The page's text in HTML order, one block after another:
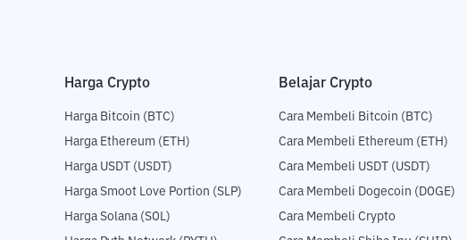
Harga Crypto
Harga Bitcoin (BTC)
Harga Ethereum (ETH)
Harga USDT (USDT)
Harga Smoot Love Portion (SLP)
Harga Solana (SOL)
Belajar Crypto
Cara Membeli Bitcoin (BTC)
Cara Membeli Ethereum (ETH)
Cara Membeli USDT (USDT)
Cara Membeli Dogecoin (DOGE)
Cara Membeli Crypto